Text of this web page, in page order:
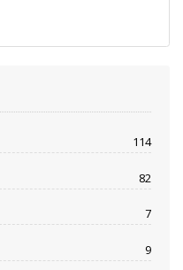
114
82
7
9